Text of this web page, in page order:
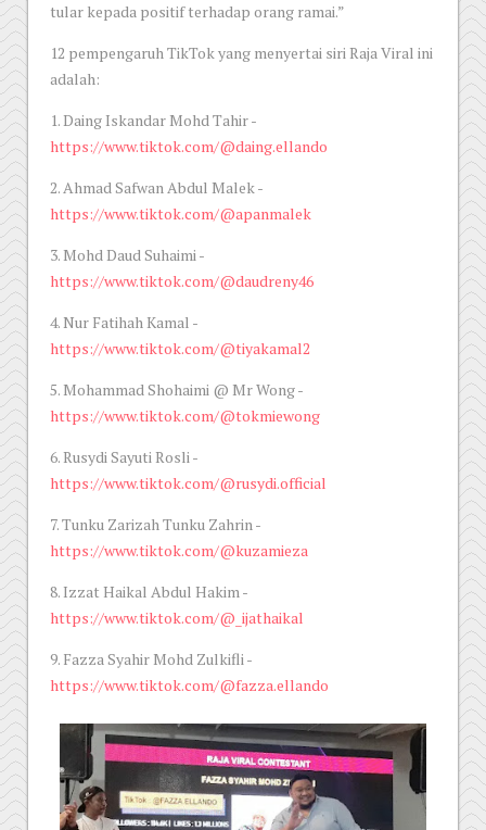
tular kepada positif terhadap orang ramai.”
12 pempengaruh TikTok yang menyertai siri Raja Viral ini
adalah:
1. Daing Iskandar Mohd Tahir -
https://www.tiktok.com/@daing.ellando
2. Ahmad Safwan Abdul Malek -
https://www.tiktok.com/@apanmalek
3. Mohd Daud Suhaimi -
https://www.tiktok.com/@daudreny46
4. Nur Fatihah Kamal -
https://www.tiktok.com/@tiyakamal2
5. Mohammad Shohaimi @ Mr Wong -
https://www.tiktok.com/@tokmiewong
6. Rusydi Sayuti Rosli -
https://www.tiktok.com/@rusydi.official
7. Tunku Zarizah Tunku Zahrin -
https://www.tiktok.com/@kuzamieza
8. Izzat Haikal Abdul Hakim -
https://www.tiktok.com/@_ijathaikal
9. Fazza Syahir Mohd Zulkifli -
https://www.tiktok.com/@fazza.ellando